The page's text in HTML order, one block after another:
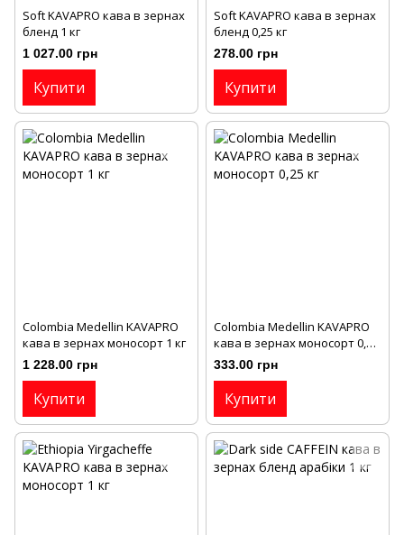
Soft KAVAPRO кава в зернах
бленд 1 кг
1 027.00 грн
Купити
Soft KAVAPRO кава в зернах
бленд 0,25 кг
278.00 грн
Купити
Colombia Medellin KAVAPRO
кава в зернах моносорт 1 кг
1 228.00 грн
Купити
Colombia Medellin KAVAPRO
кава в зернах моносорт 0,25
кг
333.00 грн
Купити